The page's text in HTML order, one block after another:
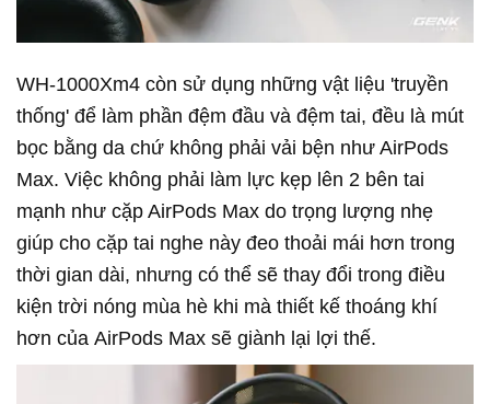
WH-1000Xm4 còn sử dụng những vật liệu 'truyền
thống' để làm phần đệm đầu và đệm tai, đều là mút
bọc bằng da chứ không phải vải bện như AirPods
Max. Việc không phải làm lực kẹp lên 2 bên tai
mạnh như cặp AirPods Max do trọng lượng nhẹ
giúp cho cặp tai nghe này đeo thoải mái hơn trong
thời gian dài, nhưng có thể sẽ thay đổi trong điều
kiện trời nóng mùa hè khi mà thiết kế thoáng khí
hơn của AirPods Max sẽ giành lại lợi thế.